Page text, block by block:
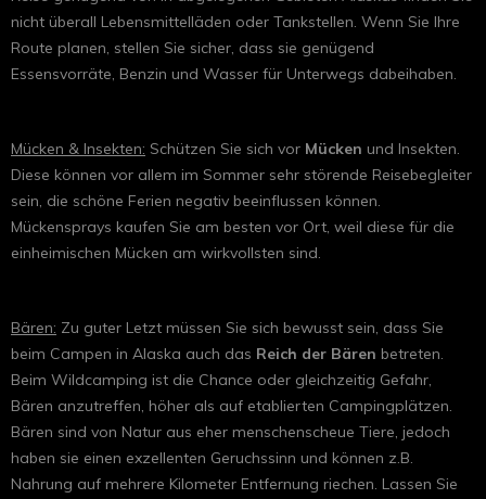
nicht überall Lebensmittelläden oder Tankstellen. Wenn Sie Ihre
Route planen, stellen Sie sicher, dass sie genügend
Essensvorräte, Benzin und Wasser für Unterwegs dabeihaben.
Mücken & Insekten: Schützen Sie sich vor Mücken und Insekten.
Diese können vor allem im Sommer sehr störende Reisebegleiter
sein, die schöne Ferien negativ beeinflussen können.
Mückensprays kaufen Sie am besten vor Ort, weil diese für die
einheimischen Mücken am wirkvollsten sind.
Bären: Zu guter Letzt müssen Sie sich bewusst sein, dass Sie
beim Campen in Alaska auch das Reich der Bären betreten.
Beim Wildcamping ist die Chance oder gleichzeitig Gefahr,
Bären anzutreffen, höher als auf etablierten Campingplätzen.
Bären sind von Natur aus eher menschenscheue Tiere, jedoch
haben sie einen exzellenten Geruchssinn und können z.B.
Nahrung auf mehrere Kilometer Entfernung riechen. Lassen Sie